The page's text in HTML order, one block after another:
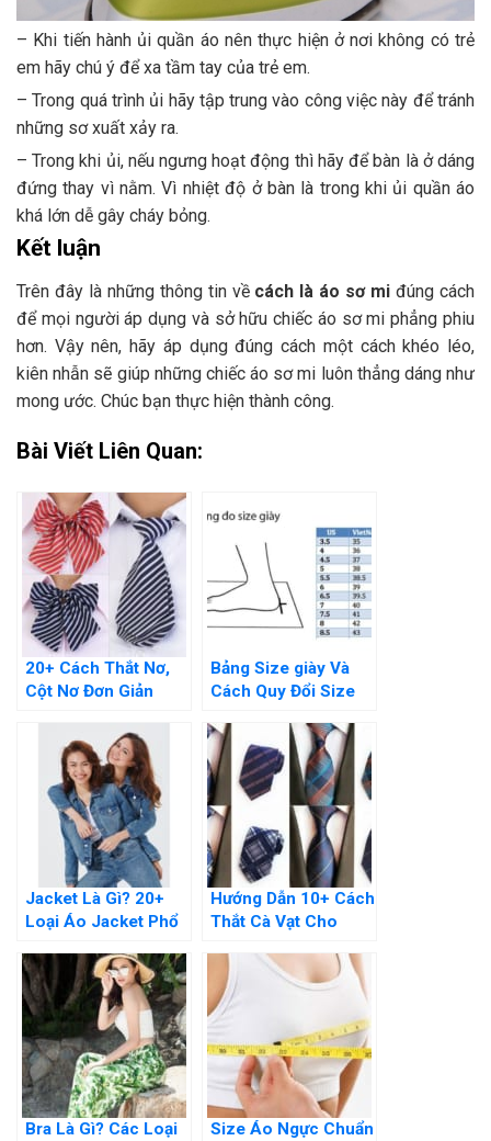
– Khi tiến hành ủi quần áo nên thực hiện ở nơi không có trẻ
em hãy chú ý để xa tầm tay của trẻ em.
– Trong quá trình ủi hãy tập trung vào công việc này để tránh
những sơ xuất xảy ra.
– Trong khi ủi, nếu ngưng hoạt động thì hãy để bàn là ở dáng
đứng thay vì nằm. Vì nhiệt độ ở bàn là trong khi ủi quần áo
khá lớn dễ gây cháy bỏng.
Kết luận
Trên đây là những thông tin về cách là áo sơ mi đúng cách
để mọi người áp dụng và sở hữu chiếc áo sơ mi phẳng phiu
hơn. Vậy nên, hãy áp dụng đúng cách một cách khéo léo,
kiên nhẫn sẽ giúp những chiếc áo sơ mi luôn thẳng dáng như
mong ước. Chúc bạn thực hiện thành công.
Bài Viết Liên Quan:
20+ Cách Thắt Nơ,
Cột Nơ Đơn Giản
Bảng Size giày Và
Cách Quy Đổi Size
100%”
Jacket Là Gì? 20+
Loại Áo Jacket Phổ
Hướng Dẫn 10+ Cách
Thắt Cà Vạt Cho
Bra Là Gì? Các Loại
Size Áo Ngực Chuẩn